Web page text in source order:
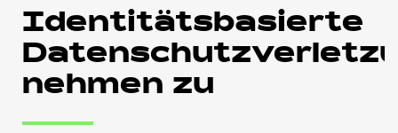
Identitätsbasierte
nehmen zu